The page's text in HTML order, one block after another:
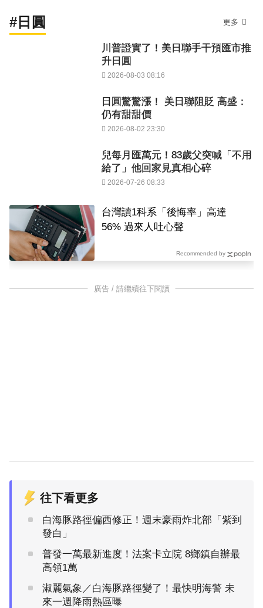
#日圓 更多
川普證實了！美日聯手干預匯市推
升日圓
2026-08-03 08:16
日圓驚驚漲！ 美日聯阻貶 高盛：
仍有甜甜價
2026-08-02 23:30
兒每月匯萬元！83歲父突喊「不用
給了」他回家見真相心碎
2026-07-26 08:33
台灣讀1科系「後悔率」高達
56% 過來人吐心聲
Recommended by
廣告 / 請繼續往下閱讀
往下看更多
白海豚路徑偏西修正！週末豪雨炸北部「紫到
發白」
普發一萬最新進度！法案卡立院 8鄉鎮自辦最
高領1萬
淑麗氣象／白海豚路徑變了！最快明海警 未
來一週降雨熱區曝